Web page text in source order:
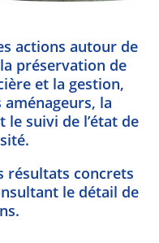
actions autour de
préservation de
et la gestion,
aménageurs, la
suivi de l’état de
résultats concrets
le détail de